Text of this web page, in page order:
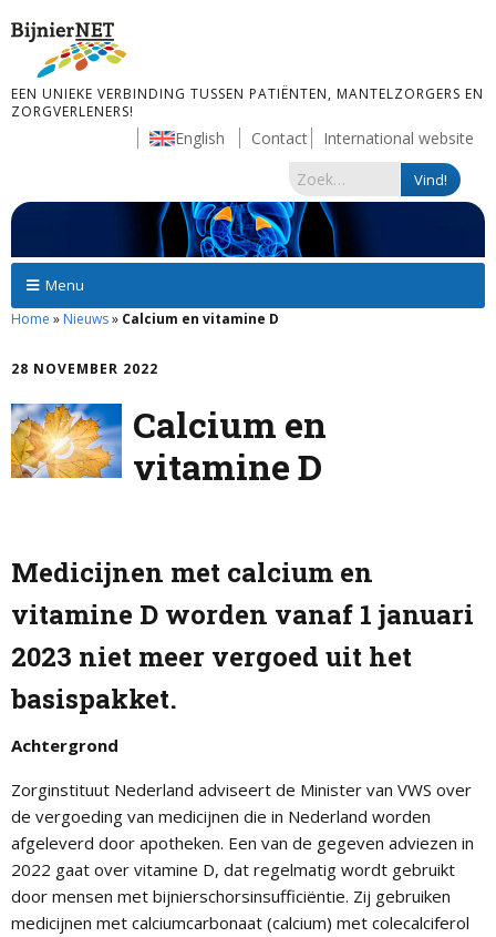
EEN UNIEKE VERBINDING TUSSEN PATIËNTEN, MANTELZORGERS EN
ZORGVERLENERS!
English Contact International website
Menu
Home » Nieuws» Calcium en vitamine D
28 NOVEMBER 2022
Calcium en
vitamine D
Medicijnen met calcium en
vitamine D worden vanaf 1 januari
2023 niet meer vergoed uit het
basispakket.
Achtergrond
Zorginstituut Nederland adviseert de Minister van VWS over
de vergoeding van medicijnen die in Nederland worden
afgeleverd door apotheken. Een van de gegeven adviezen in
2022 gaat over vitamine D, dat regelmatig wordt gebruikt
door mensen met bijnierschorsinsufficiëntie. Zij gebruiken
medicijnen met calciumcarbonaat (calcium) met colecalciferol